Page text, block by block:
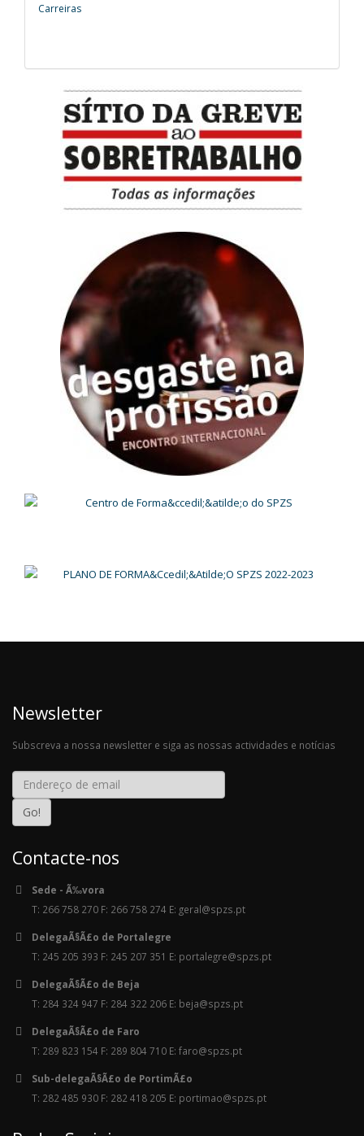
Carreiras
Newsletter
Subscreva a nossa newsletter e siga as nossas actividades e notícias
Contacte-nos
Sede - Ã‰vora
T: 266 758 270 F: 266 758 274 E: geral@spzs.pt
DelegaÃ§Ã£o de Portalegre
T: 245 205 393 F: 245 207 351 E: portalegre@spzs.pt
DelegaÃ§Ã£o de Beja
T: 284 324 947 F: 284 322 206 E: beja@spzs.pt
DelegaÃ§Ã£o de Faro
T: 289 823 154 F: 289 804 710 E: faro@spzs.pt
Sub-delegaÃ§Ã£o de PortimÃ£o
T: 282 485 930 F: 282 418 205 E: portimao@spzs.pt